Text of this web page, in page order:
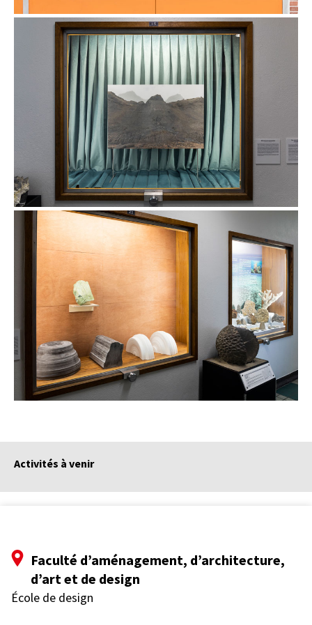
Activités à venir
Faculté d’aménagement, d’architecture,
d’art et de design
École de design